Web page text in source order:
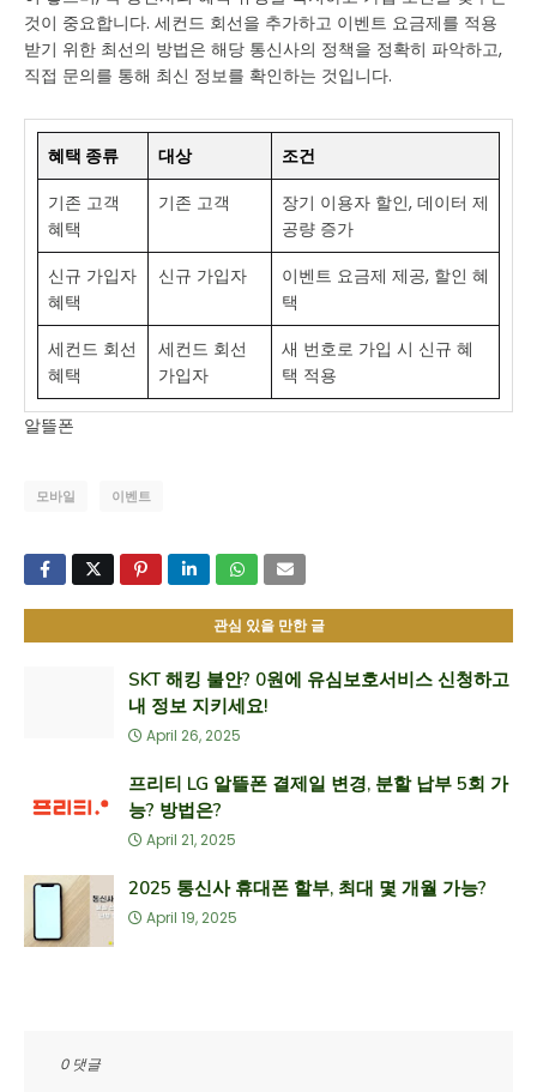
것이 중요합니다. 세컨드 회선을 추가하고 이벤트 요금제를 적용
받기 위한 최선의 방법은 해당 통신사의 정책을 정확히 파악하고,
직접 문의를 통해 최신 정보를 확인하는 것입니다.
혜택 종류 대상
조건
기존 고객
혜택
기존 고객
장기 이용자 할인, 데이터 제
공량 증가
신규 가입자
혜택
신규 가입자
이벤트 요금제 제공, 할인 혜
택
세컨드 회선
혜택
세컨드 회선
가입자
새 번호로 가입 시 신규 혜
택 적용
알뜰폰
모바일 이벤트
관심 있을 만한 글
SKT 해킹 불안? 0원에 유심보호서비스 신청하고
내 정보 지키세요!
April 26, 2025
프리티 LG 알뜰폰 결제일 변경, 분할 납부 5회 가
능? 방법은?
April 21, 2025
2025 통신사 휴대폰 할부, 최대 몇 개월 가능?
April 19, 2025
0 댓글